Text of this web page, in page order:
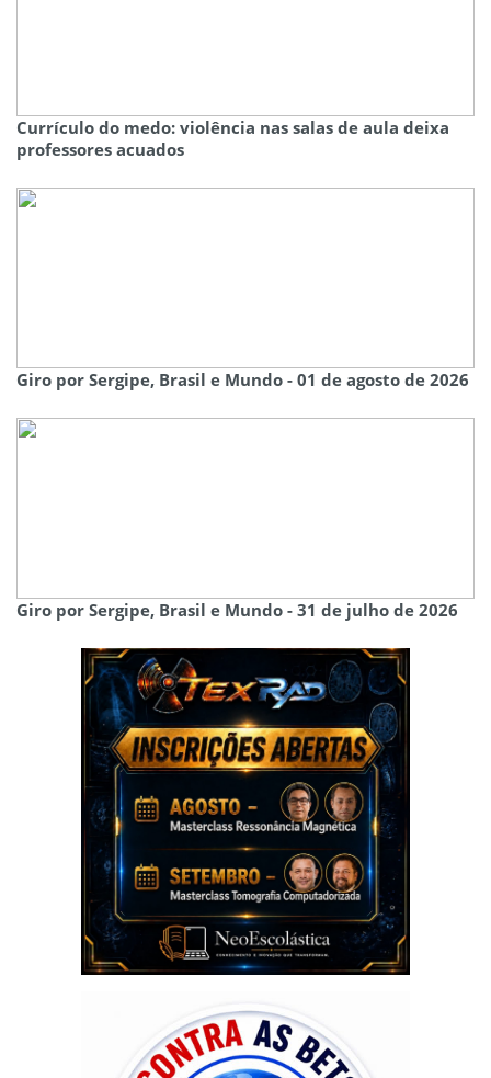
Currículo do medo: violência nas salas de aula deixa
professores acuados
Giro por Sergipe, Brasil e Mundo - 01 de agosto de 2026
Giro por Sergipe, Brasil e Mundo - 31 de julho de 2026